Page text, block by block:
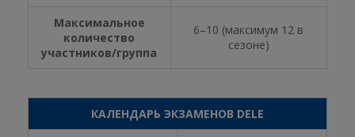
Максимальное
количество
участников/группа
6–10 (максимум 12 в
сезоне)
КАЛЕНДАРЬ ЭКЗАМЕНОВ DELE